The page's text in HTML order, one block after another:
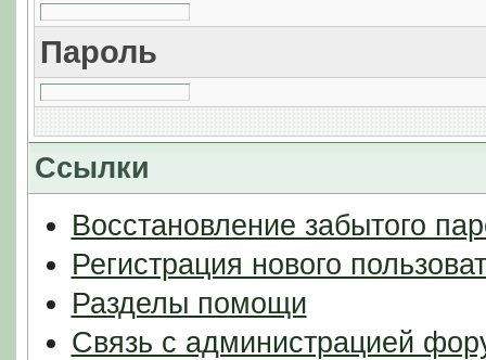
Пароль
Ссылки
Восстановление забытого
Регистрация нового
Разделы помощи
Связь с администрацией